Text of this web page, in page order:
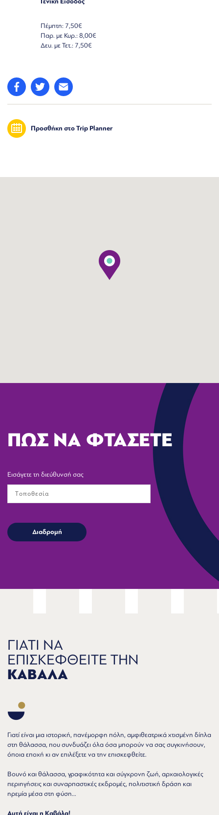
Πέμπτη: 7,50€
Παρ. με Κυρ.: 8,00€
Δευ. με Τετ.: 7,50€
Προσθήκη στο Trip Planner
ΠΩΣ ΝΑ ΦΤΑΣΕΤΕ
Εισάγετε τη διεύθυνσή σας
ΓΙΑΤΙ ΝΑ
ΕΠΙΣΚΕΦΘΕΙΤΕ ΤΗΝ
ΚΑΒΑΛΑ
Γιατί είναι μια ιστορική, πανέμορφη πόλη, αμφιθεατρικά χτισμένη δίπλα
στη θάλασσα, που συνδυάζει όλα όσα μπορούν να σας συγκινήσουν,
όποια εποχή κι αν επιλέξετε να την επισκεφθείτε.
Βουνό και θάλασσα, γραφικότητα και σύγχρονη ζωή, αρχαιολογικές
περιηγήσεις και συναρπαστικές εκδρομές, πολιτιστική δράση και
ηρεμία μέσα στη φύση...